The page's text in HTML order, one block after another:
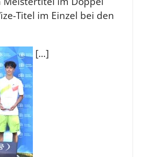
Titel im Einzel bei den
[…]